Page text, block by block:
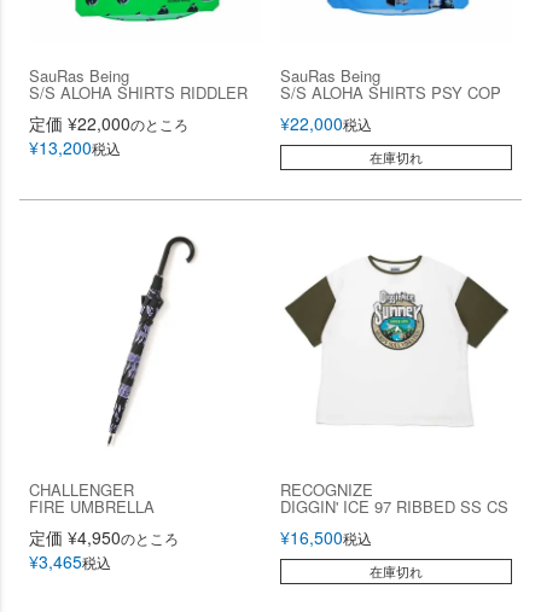
SauRas Being
S/S ALOHA SHIRTS RIDDLER
定価 ¥22,000のところ
¥13,200税込
SauRas Being
S/S ALOHA SHIRTS PSY COP
¥22,000税込
在庫切れ
CHALLENGER
FIRE UMBRELLA
定価 ¥4,950のところ
¥3,465税込
RECOGNIZE
DIGGIN' ICE 97 RIBBED SS CS
¥16,500税込
在庫切れ